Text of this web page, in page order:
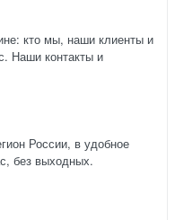
кто мы, наши клиенты и
Наши контакты и
России, в удобное
без выходных.